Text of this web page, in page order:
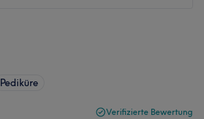
Pediküre
Verifizierte Bewertung